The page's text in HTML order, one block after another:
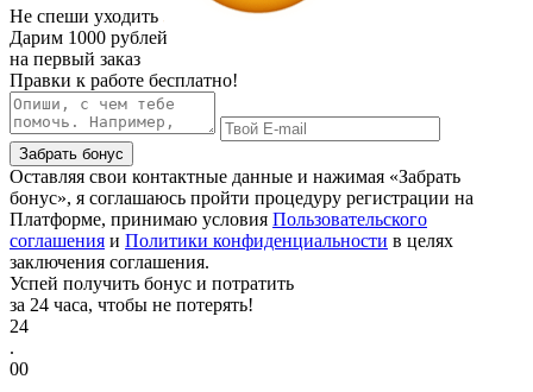
Не спеши уходить
Дарим 1000 рублей
на первый заказ
Правки к работе бесплатно!
Забрать бонус
Оставляя свои контактные данные и нажимая «Забрать
бонус», я соглашаюсь пройти процедуру регистрации на
Платформе, принимаю условия Пользовательского
соглашения и Политики конфиденциальности в целях
заключения соглашения.
Успей получить бонус и потратить
за 24 часа, чтобы не потерять!
24
.
00